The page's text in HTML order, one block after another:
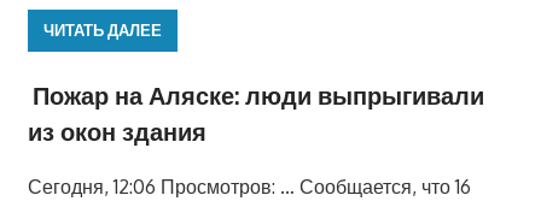
ЧИТАТЬ ДАЛЕЕ
Пожар на Аляске: люди выпрыгивали
из окон здания
Сегодня, 12:06 Просмотров: … Сообщается, что 16